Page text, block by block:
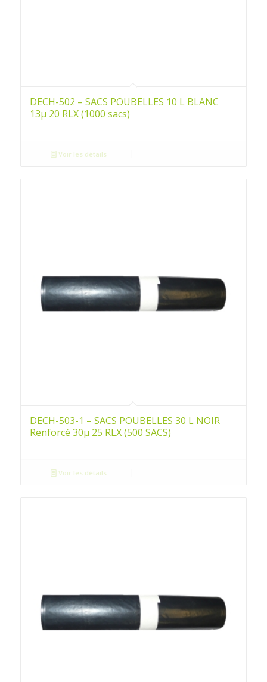
DECH-502 – SACS POUBELLES 10 L BLANC
13µ 20 RLX (1000 sacs)
Voir les détails
DECH-503-1 – SACS POUBELLES 30 L NOIR
Renforcé 30µ 25 RLX (500 SACS)
Voir les détails